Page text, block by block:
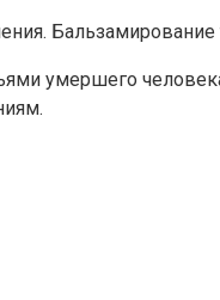
Бальзамирование
умершего